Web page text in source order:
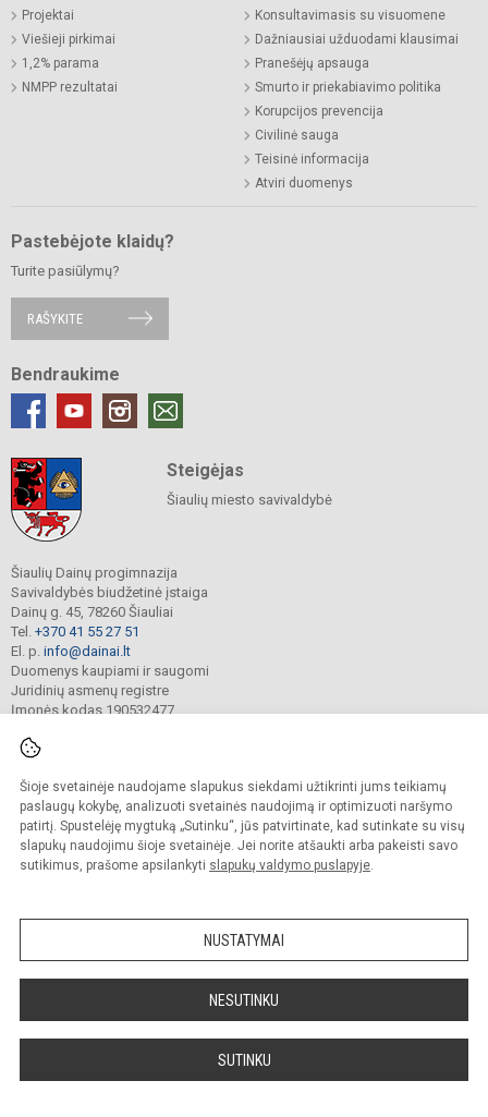
Šioje svetainėje naudojame slapukus siekdami užtikrinti jums teikiamų
paslaugų kokybę, analizuoti svetainės naudojimą ir optimizuoti naršymo
patirtį. Spustelėję mygtuką „Sutinku“, jūs patvirtinate, kad sutinkate su visų
slapukų naudojimu šioje svetainėje. Jei norite atšaukti arba pakeisti savo
sutikimus, prašome apsilankyti slapukų valdymo puslapyje.
NUSTATYMAI
NESUTINKU
SUTINKU
Projektai
Viešieji pirkimai
1,2% parama
NMPP rezultatai
Konsultavimasis su visuomene
Dažniausiai užduodami klausimai
Pranešėjų apsauga
Smurto ir priekabiavimo politika
Korupcijos prevencija
Civilinė sauga
Teisinė informacija
Atviri duomenys
Pastebėjote klaidų?
Turite pasiūlymų?
RAŠYKITE
Bendraukime
Steigėjas
Šiaulių miesto savivaldybė
Šiaulių Dainų progimnazija
Savivaldybės biudžetinė įstaiga
Dainų g. 45, 78260 Šiauliai
Tel. +370 41 55 27 51
El. p. info@dainai.lt
Duomenys kaupiami ir saugomi
Juridinių asmenų registre
Įmonės kodas 190532477
© 2023. Šiaulių Dainų progimnazija. Visos teisės saugomos.
Kopijuoti turinį be raštiško gimnazijos sutikimo griežtai draudžiama.
Prieinamumo paraiška Slapukų politika
Sumanus būdas atnaujinti